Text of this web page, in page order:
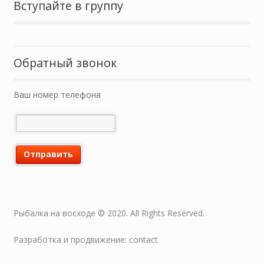
Вступайте в группу
Обратный звонок
Ваш номер телефона
Рыбалка на восходе © 2020. All Rights Reserved.
Разработка и продвижение: contact